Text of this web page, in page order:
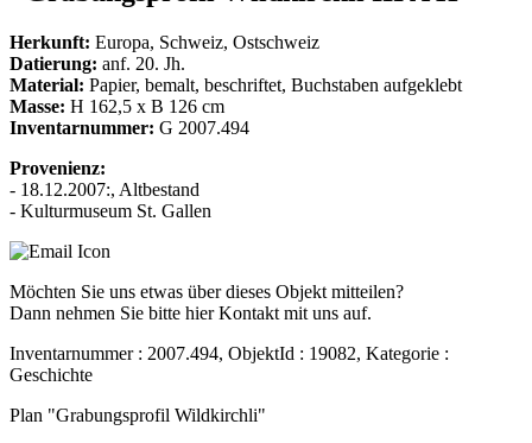
Herkunft: Europa, Schweiz, Ostschweiz
Datierung: anf. 20. Jh.
Material: Papier, bemalt, beschriftet, Buchstaben aufgeklebt
Masse: H 162,5 x B 126 cm
Inventarnummer: G 2007.494
Provenienz:
- 18.12.2007:, Altbestand
- Kulturmuseum St. Gallen
Möchten Sie uns etwas über dieses Objekt mitteilen?
Dann nehmen Sie bitte hier Kontakt mit uns auf.
Inventarnummer : 2007.494, ObjektId : 19082, Kategorie :
Geschichte
Plan "Grabungsprofil Wildkirchli"